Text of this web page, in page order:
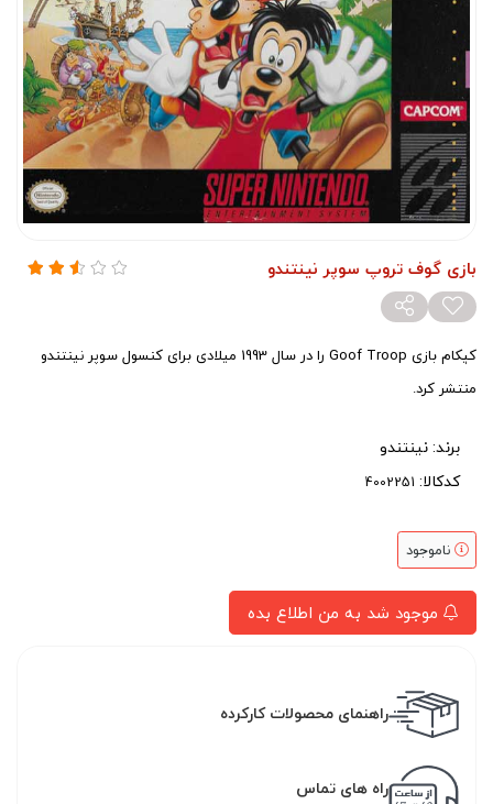
بازی گوف تروپ سوپر نینتندو
کپکام بازی Goof Troop را در سال 1993 میلادی برای کنسول سوپر نینتندو
منتشر کرد.
برند:نینتندو
کدکالا:
ناموجود
موجود شد به من اطلاع بده
راهنمای محصولات کارکرده
راه های تماس